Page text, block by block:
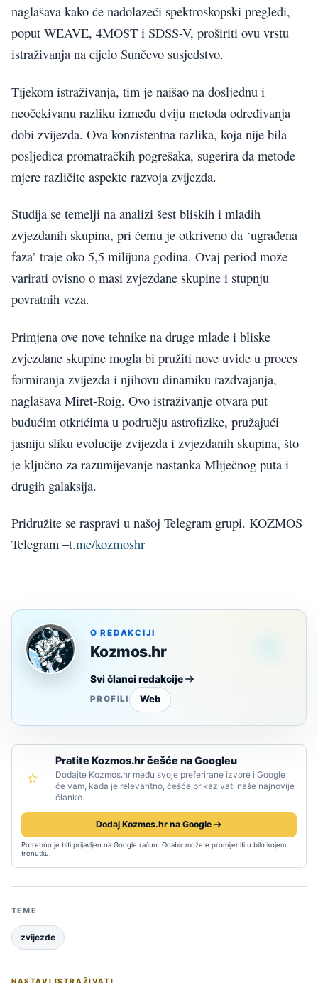
naglašava kako će nadolazeći spektroskopski pregledi,
poput WEAVE, 4MOST i SDSS-V, proširiti ovu vrstu
istraživanja na cijelo Sunčevo susjedstvo.
Tijekom istraživanja, tim je naišao na dosljednu i
neočekivanu razliku između dviju metoda određivanja
dobi zvijezda. Ova konzistentna razlika, koja nije bila
posljedica promatračkih pogrešaka, sugerira da metode
mjere različite aspekte razvoja zvijezda.
Studija se temelji na analizi šest bliskih i mladih
zvjezdanih skupina, pri čemu je otkriveno da ‘ugrađena
faza’ traje oko 5,5 milijuna godina. Ovaj period može
varirati ovisno o masi zvjezdane skupine i stupnju
povratnih veza.
Primjena ove nove tehnike na druge mlade i bliske
zvjezdane skupine mogla bi pružiti nove uvide u proces
formiranja zvijezda i njihovu dinamiku razdvajanja,
naglašava Miret-Roig. Ovo istraživanje otvara put
budućim otkrićima u području astrofizike, pružajući
jasniju sliku evolucije zvijezda i zvjezdanih skupina, što
je ključno za razumijevanje nastanka Mliječnog puta i
drugih galaksija.
Pridružite se raspravi u našoj Telegram grupi. KOZMOS
Telegram –t.me/kozmoshr
O REDAKCIJI
Kozmos.hr
Svi članci redakcije
PROFILI Web
Pratite Kozmos.hr češće na Googleu
Dodajte Kozmos.hr među svoje preferirane izvore i Google
će vam, kada je relevantno, češće prikazivati naše najnovije
članke.
Dodaj Kozmos.hr na Google
Potrebno je biti prijavljen na Google račun. Odabir možete promijeniti u bilo kojem
trenutku.
TEME
zvijezde
NASTAVI ISTRAŽIVATI